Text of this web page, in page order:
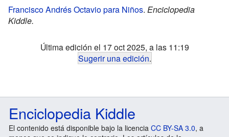
Francisco Andrés Octavio para Niños. Enciclopedia
Kiddle.
Última edición el 17 oct 2025, a las 11:19
Sugerir una edición.
Enciclopedia Kiddle
El contenido está disponible bajo la licencia CC BY-SA 3.0, a